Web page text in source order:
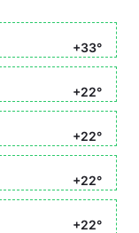
+33°
+22°
+22°
+22°
+22°